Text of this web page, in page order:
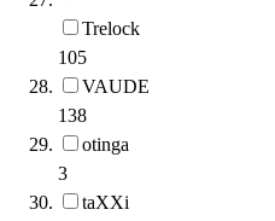
Trelock
105
VAUDE
138
otinga
3
taXXi